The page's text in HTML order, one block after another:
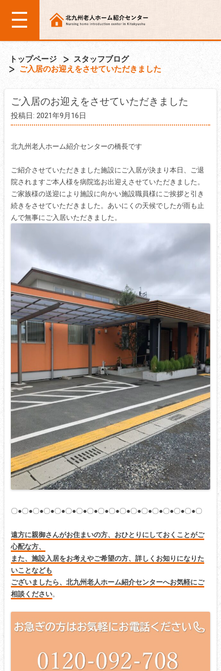
トップページ
スタッフブログ
ご入居のお迎えをさせていただきました
ご入居のお迎えをさせていただきました
投稿日: 2021年9月16日
北九州老人ホーム紹介センターの橋長です
ご紹介させていただきました施設にご入居が決まり本日、ご退
院されますご本人様を病院迄お出迎えさせていただきました。
ご家族様の送迎により施設に向かい施設職員様にご挨拶と引き
続きをさせていただきました。あいにくの天候でしたが雨も止
んで無事にご入居いただきました。
〇●〇●〇●〇●〇●〇●〇●〇●〇●〇●〇●〇●〇●〇●〇●〇●〇●〇
遠方に親御さんがお住まいの方、おひとりにしておくことがご
心配な方、
また、施設入居をお考えやご希望の方、詳しくお知りになりた
いことなども
ございましたら、北九州老人ホーム紹介センターへお気軽にご
相談ください。